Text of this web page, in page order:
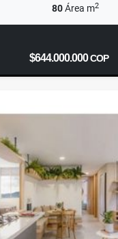
80Área m2
$644.000.000COP